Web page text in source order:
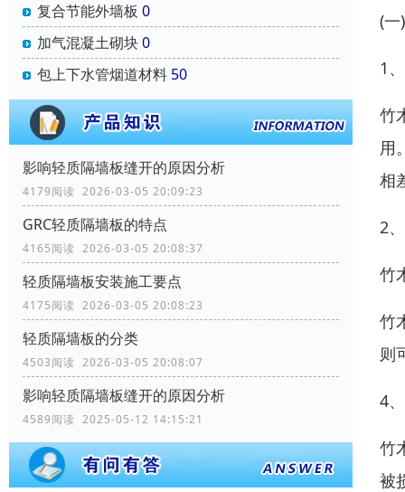
复合节能外墙板 0
加气混凝土砌块0
包上下水管烟道材料 50
影响轻质隔墙板缝开的原因分析
4179阅读 2026-03-05 20:09:23
GRC轻质隔墙板的特点
4165阅读 2026-03-05 20:08:37
轻质隔墙板安装施工要点
4175阅读 2026-03-05 20:08:23
轻质隔墙板的分类
4503阅读 2026-03-05 20:08:07
影响轻质隔墙板缝开的原因分析
4589阅读 2025-05-12 14:15:21
(一
1
竹
用
相
2
竹
竹
则
4
竹
被